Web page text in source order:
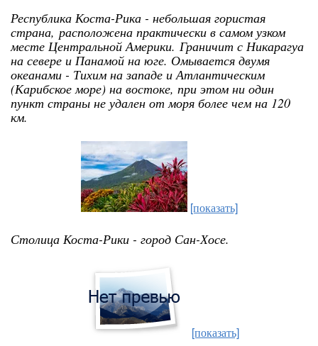
Республика Коста-Рика - небольшая гористая
страна, расположена практически в самом узком
месте Центральной Америки. Граничит с Никарагуа
на севере и Панамой на юге. Омывается двумя
океанами - Тихим на западе и Атлантическим
(Карибское море) на востоке, при этом ни один
пункт страны не удален от моря более чем на 120
км.
[показать]
Столица Коста-Рики - город Сан-Хосе.
[показать]